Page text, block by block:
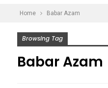
Home Babar Azam
Browsing Tag
Babar Azam